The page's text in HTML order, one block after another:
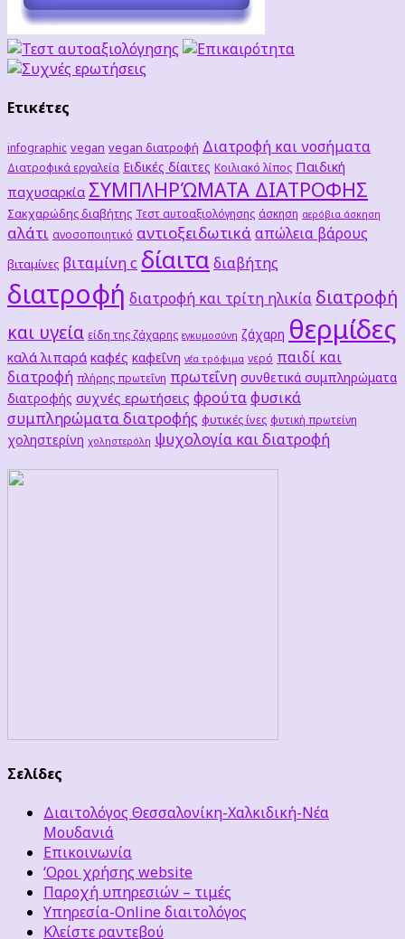
Ετικέτες
infographic vegan vegan διατροφή Διατροφή και νοσήματα
Διατροφικά εργαλεία Ειδικές δίαιτες Κοιλιακό λίπος Παιδική
παχυσαρκία ΣΥΜΠΛΗΡΏΜΑΤΑ ΔΙΑΤΡΟΦΗΣ
Σακχαρώδης διαβήτης Τεστ αυτοαξιολόγησης άσκηση αερόβια άσκηση
αλάτι ανοσοποιητικό αντιοξειδωτικά απώλεια βάρους
βιταμίνες βιταμίνη c δίαιτα διαβήτης
διατροφή διατροφή και τρίτη ηλικία διατροφή
και υγεία είδη της ζάχαρης εγκυμοσύνη ζάχαρη θερμίδες
καλά λιπαρά καφές καφεΐνη νέα τρόφιμα νερό παιδί και
διατροφή πλήρης πρωτεΐνη πρωτεΐνη συνθετικά συμπληρώματα
διατροφής συχνές ερωτήσεις φρούταφυσικά
συμπληρώματα διατροφής φυτικές ίνες φυτική πρωτείνη
χοληστερίνη χοληστερόλη ψυχολογία και διατροφή
Σελίδες
Διαιτολόγος Θεσσαλονίκη-Χαλκιδική-Νέα
Μουδανιά
Επικοινωνία
‘Οροι χρήσης website
Παροχή υπηρεσιών – τιμές
Υπηρεσία-Online διαιτολόγος
Κλείστε ραντεβού